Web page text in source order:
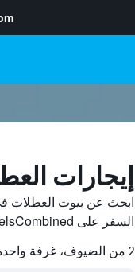
إيجارات
ابحث عن بيوت العطلات
السفر على HotelsCombined وقارن بينها ووفّر.
2 من الضيوف، غرفة واحدة